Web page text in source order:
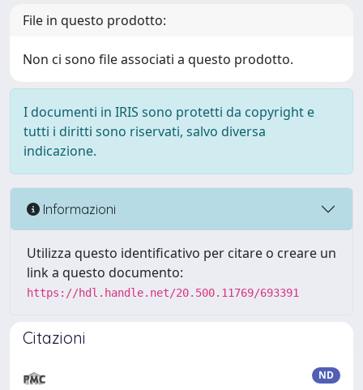
File in questo prodotto:
Non ci sono file associati a questo prodotto.
I documenti in IRIS sono protetti da copyright e
tutti i diritti sono riservati, salvo diversa
indicazione.
Informazioni
Utilizza questo identificativo per citare o creare un
link a questo documento:
https://hdl.handle.net/20.500.11769/693391
Citazioni
ND